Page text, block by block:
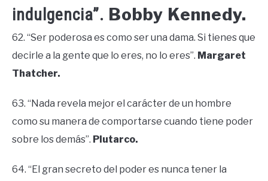
indulgencia”. Bobby Kennedy.
62. “Ser poderosa es como ser una dama. Si tienes que
decirle a la gente que lo eres, no lo eres”. Margaret
Thatcher.
63. “Nada revela mejor el carácter de un hombre
como su manera de comportarse cuando tiene poder
sobre los demás”. Plutarco.
64. “El gran secreto del poder es nunca tener la